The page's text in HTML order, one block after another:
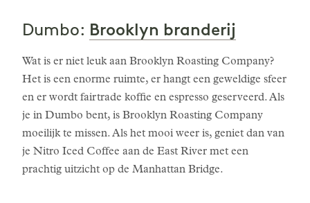
Dumbo: Brooklyn branderij
Wat is er niet leuk aan Brooklyn Roasting Company?
Het is een enorme ruimte, er hangt een geweldige sfeer
en er wordt fairtrade koffie en espresso geserveerd. Als
je in Dumbo bent, is Brooklyn Roasting Company
moeilijk te missen. Als het mooi weer is, geniet dan van
je Nitro Iced Coffee aan de East River met een
prachtig uitzicht op de Manhattan Bridge.